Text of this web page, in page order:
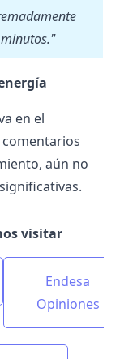
en el
aún no
visitar
Endesa
Opiniones